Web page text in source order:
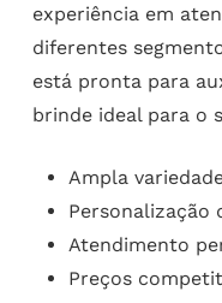
experiência em
diferentes
está pronta para
brinde ideal para o
Ampla
Personalização
Atendimento
Preços